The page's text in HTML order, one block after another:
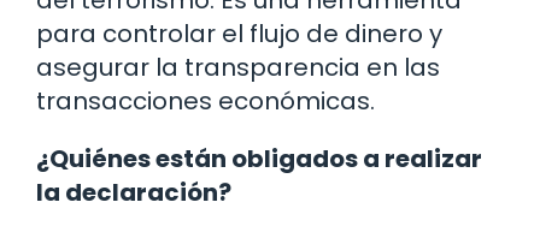
para controlar el flujo de dinero y
asegurar la transparencia en las
transacciones económicas.
¿Quiénes están obligados a realizar
la declaración?